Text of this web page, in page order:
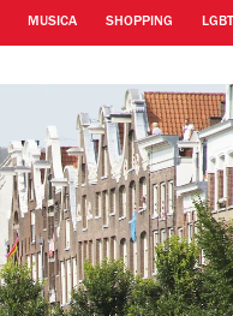
MUSICA SHOPPING LGBT